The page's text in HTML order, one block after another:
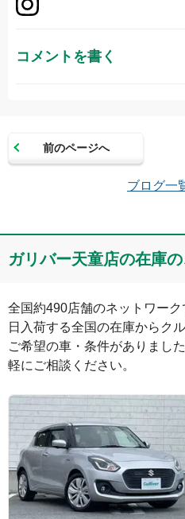
コメントを書く
メールアドレス（半角英数）
コメント
絵文字は投稿時に削除します
Captcha
前のページへ
ブログ一
ガリバー天童店の在庫
全国約490店舗のネットワー
日入荷する全国の在庫からク
ご希望の車・条件がありまし
軽にご相談ください。